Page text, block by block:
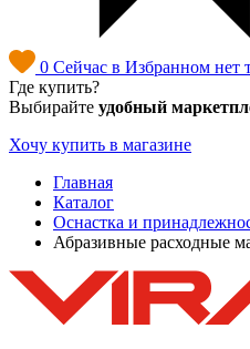
0 Сейчас в Избранном нет
Где купить?
Выбирайте удобный
Хочу купить в магазине
Главная
Каталог
Оснастка и
Абразивные расходные